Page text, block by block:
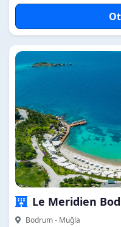
Le Meridien
Bodrum - Muğla